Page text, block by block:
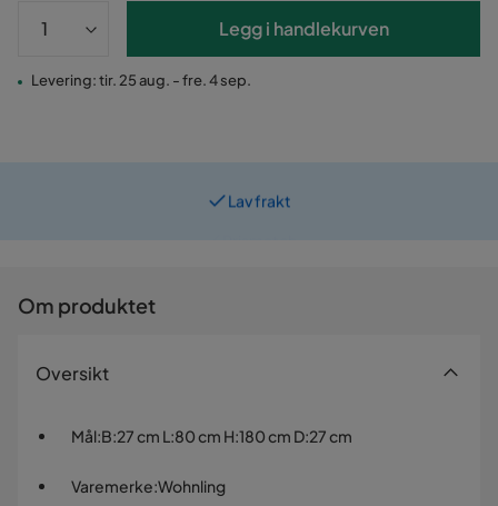
Legg i handlekurven
Levering: tir. 25 aug. - fre. 4 sep.
Prismatch
Om produktet
Oversikt
Mål:B:27 cm L:80 cm H:180 cm D:27 cm
Varemerke:Wohnling